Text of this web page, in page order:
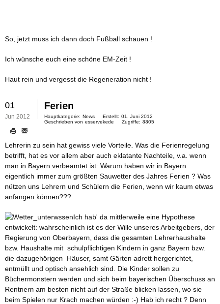
So, jetzt muss ich dann doch Fußball schauen !
Ich wünsche euch eine schöne EM-Zeit !
Haut rein und vergesst die Regeneration nicht !
01
Jun 2012
Ferien
Hauptkategorie: News Erstellt: 01. Juni 2012
Geschrieben von esservekede Zugriffe: 8805
Lehrerin zu sein hat gewiss viele Vorteile. Was die Ferienregelung
betrifft, hat es vor allem aber auch eklatante Nachteile, v.a. wenn
man in Bayern verbeamtet ist: Warum haben wir in Bayern
eigentlich immer zum größten Sauwetter des Jahres Ferien ? Was
nützen uns Lehrern und Schülern die Ferien, wenn wir kaum etwas
anfangen können???
Ich hab' da mittlerweile eine Hypothese
entwickelt: wahrscheinlich ist es der Wille unseres Arbeitgebers, der
Regierung von Oberbayern, dass die gesamten Lehrerhaushalte
bzw. Haushalte mit schulpflichtigen Kindern in ganz Bayern bzw.
die dazugehörigen Häuser, samt Gärten adrett hergerichtet,
entmüllt und optisch ansehlich sind. Die Kinder sollen zu
Büchermonstern werden und sich beim bayerischen Überschuss an
Rentnern am besten nicht auf der Straße blicken lassen, wo sie
beim Spielen nur Krach machen würden :-) Hab ich recht ? Denn